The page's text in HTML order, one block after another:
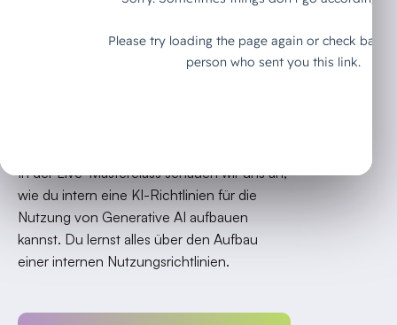
In der Live-Masterclass schauen wir uns an,
wie du intern eine KI-Richtlinien für die
Nutzung von Generative AI aufbauen
kannst. Du lernst alles über den Aufbau
einer internen Nutzungsrichtlinien.